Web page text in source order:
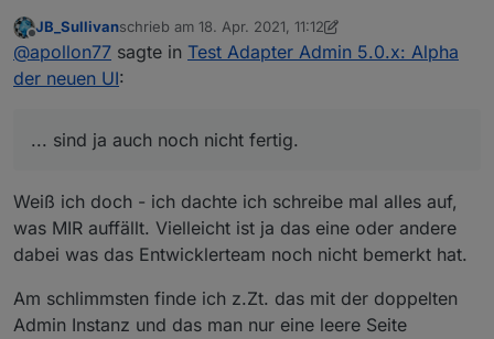
Alles sehr gewöhnungsbedürftig in der Ansicht,
... sind ja auch noch nicht fertig.
Wenn jemand aus Usebility Sicht Feedback hat dann
bitte auch teilen, aber dann idealerweise mit "So
Offline
JB_Sullivanschrieb am 18. Apr. 2021, 11:12
zuletzt editiert von JB_Sullivan
@apollon77 sagte in Test Adapter Admin 5.0.x: Alpha
der neuen UI:
... sind ja auch noch nicht fertig.
Weiß ich doch - ich dachte ich schreibe mal alles auf,
was MIR auffällt. Vielleicht ist ja das eine oder andere
dabei was das Entwicklerteam noch nicht bemerkt hat.
Am schlimmsten finde ich z.Zt. das mit der doppelten
Admin Instanz und das man nur eine leere Seite